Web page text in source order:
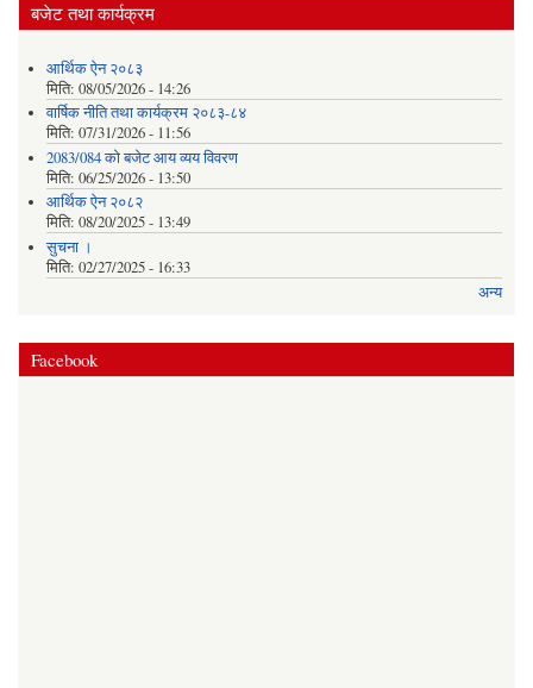
बजेट तथा कार्यक्रम
आर्थिक ऐन २०८३
मिति: 08/05/2026 - 14:26
वार्षिक नीति तथा कार्यक्रम २०८३-८४
मिति: 07/31/2026 - 11:56
2083/084 को बजेट आय व्यय विवरण
मिति: 06/25/2026 - 13:50
आर्थिक ऐन २०८२
मिति: 08/20/2025 - 13:49
सुचना ।
मिति: 02/27/2025 - 16:33
अन्य
Facebook